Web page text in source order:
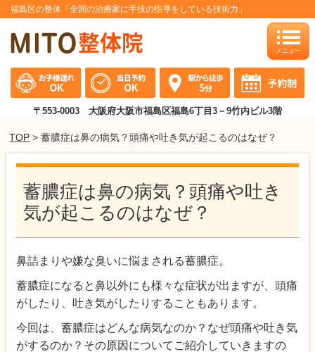
福島区の整体「全国の治療家に手技の指導をしている技術力」
〒553-0003 大阪府大阪市福島区福島6丁目3－9竹内ビル3階
toggle
TOP > 蓄膿症は鼻の病気？頭痛や吐き気が起こるのはなぜ？
蓄膿症は鼻の病気？頭痛や吐き
気が起こるのはなぜ？
鼻詰まりや嫌な臭いに悩まされる蓄膿症。
蓄膿症になると鼻以外にも様々な症状が出ますが、頭痛
がしたり、吐き気がしたりすることもあります。
今回は、蓄膿症はどんな病気なのか？なぜ頭痛や吐き気
がするのか？その原因についてご紹介していきますの